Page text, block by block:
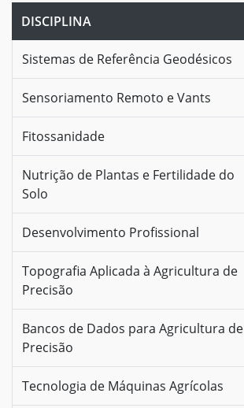
DISCIPLINA
Sistemas de Referência Geodésicos
Sensoriamento Remoto e Vants
Fitossanidade
Nutrição de Plantas e Fertilidade do
Solo
Desenvolvimento Profissional
Topografia Aplicada à Agricultura de
Precisão
Bancos de Dados para Agricultura de
Precisão
Tecnologia de Máquinas Agrícolas